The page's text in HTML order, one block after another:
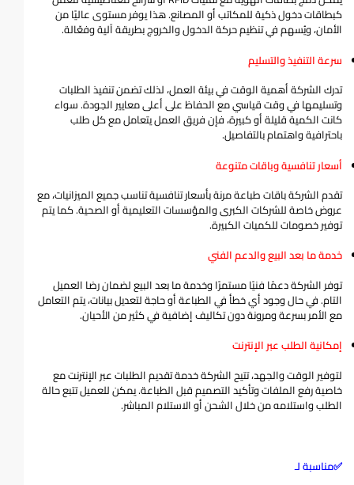
كبطاقات دخول ذكية للمكاتب أو المصانع. هذا يوفر مستوى عاليًا من
الأمان، ويُسهم في تنظيم حركة الدخول والخروج بطريقة آلية وفعّالة.
سرعة التنفيذ والتسليم
تدرك الشركة أهمية الوقت في بيئة العمل، لذلك تضمن تنفيذ الطلبات
وتسليمها في وقت قياسي مع الحفاظ على أعلى معايير الجودة. سواء
كانت الكمية قليلة أو كبيرة، فإن فريق العمل يتعامل مع كل طلب
باحترافية واهتمام بالتفاصيل.
أسعار تنافسية وباقات متنوعة
تقدم الشركة باقات طباعة مرنة بأسعار تنافسية تناسب جميع الميزانيات، مع
عروض خاصة للشركات الكبرى والمؤسسات التعليمية أو الصحية. كما يتم
توفير خصومات للكميات الكبيرة.
خدمة ما بعد البيع والدعم الفني
توفر الشركة دعمًا فنيًا مستمرًا وخدمة ما بعد البيع لضمان رضا العميل
التام. في حال وجود أي خطأ في الطباعة أو حاجة لتعديل بيانات، يتم التعامل
مع الأمر بسرعة ومرونة دون تكاليف إضافية في كثير من الأحيان.
إمكانية الطلب عبر الإنترنت
لتوفير الوقت والجهد، تتيح الشركة خدمة تقديم الطلبات عبر الإنترنت مع
خاصية رفع الملفات وتأكيد التصميم قبل الطباعة. يمكن للعميل تتبع حالة
الطلب واستلامه من خلال الشحن أو الاستلام المباشر.
✅مناسبة لـ